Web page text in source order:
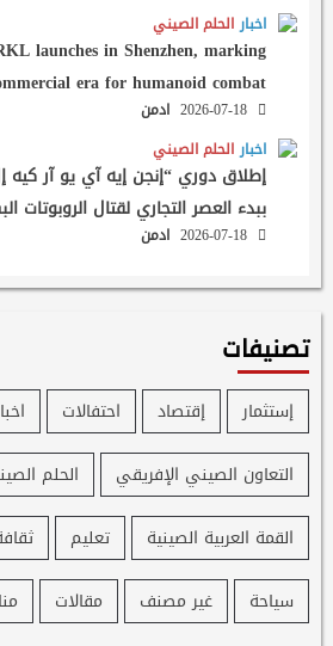
اخبار الحلم الصيني
launches in Shenzhen, marking
era for humanoid combat
ادمن
اخبار الحلم الصيني
إطلاق دوري “إنجن إيه آي يو آر
ببدء العصر التجاري لقتال الروبوتات
ادمن
تصنيفات
إستثمار إقتصاد احتفالات
التعاون الصيني الإفريقي
الحلم
القمة العربية الصينية
تعليم
سياحة
غير مصنف مقالات